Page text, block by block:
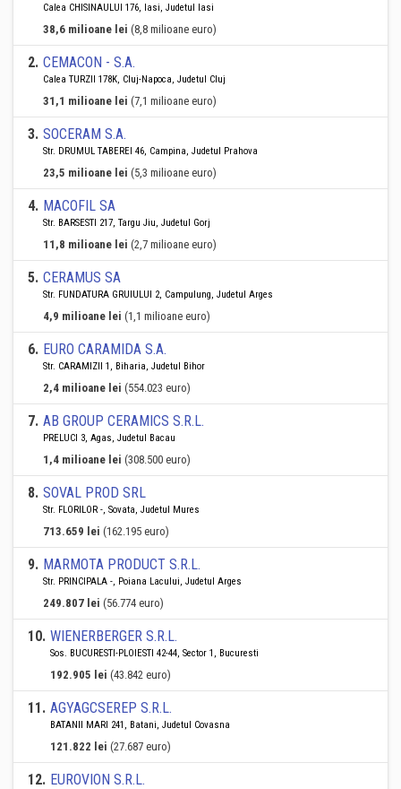
Calea CHISINAULUI 176, Iasi, Judetul Iasi
38,6 milioane lei (8,8 milioane euro)
2. CEMACON - S.A.
Calea TURZII 178K, Cluj-Napoca, Judetul Cluj
31,1 milioane lei (7,1 milioane euro)
3. SOCERAM S.A.
Str. DRUMUL TABEREI 46, Campina, Judetul Prahova
23,5 milioane lei (5,3 milioane euro)
4. MACOFIL SA
Str. BARSESTI 217, Targu Jiu, Judetul Gorj
11,8 milioane lei (2,7 milioane euro)
5. CERAMUS SA
Str. FUNDATURA GRUIULUI 2, Campulung, Judetul Arges
4,9 milioane lei (1,1 milioane euro)
6. EURO CARAMIDA S.A.
Str. CARAMIZII 1, Biharia, Judetul Bihor
2,4 milioane lei (554.023 euro)
7. AB GROUP CERAMICS S.R.L.
PRELUCI 3, Agas, Judetul Bacau
1,4 milioane lei (308.500 euro)
8. SOVAL PROD SRL
Str. FLORILOR -, Sovata, Judetul Mures
713.659 lei (162.195 euro)
9. MARMOTA PRODUCT S.R.L.
Str. PRINCIPALA -, Poiana Lacului, Judetul Arges
249.807 lei (56.774 euro)
10. WIENERBERGER S.R.L.
Sos. BUCURESTI-PLOIESTI 42-44, Sector 1, Bucuresti
192.905 lei (43.842 euro)
11. AGYAGCSEREP S.R.L.
BATANII MARI 241, Batani, Judetul Covasna
121.822 lei (27.687 euro)
12. EUROVION S.R.L.